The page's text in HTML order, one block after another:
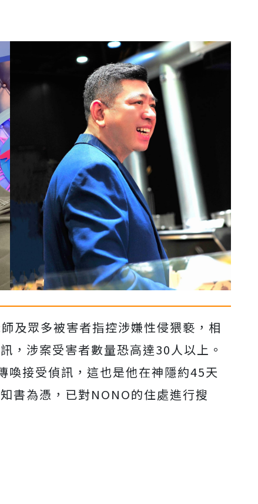
及眾多被害者指控涉嫌性侵猥褻，相
，涉案受害者數量恐高達30人以上。
喚接受偵訊，這也是他在神隱約45天
書為憑，已對NONO的住處進行搜